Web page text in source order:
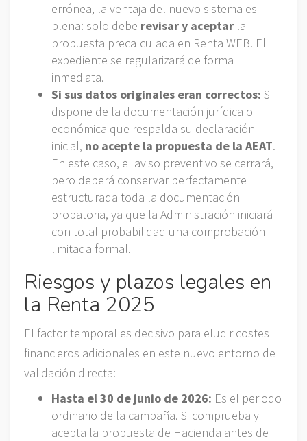
errónea, la ventaja del nuevo sistema es
plena: solo debe revisar y aceptar la
propuesta precalculada en Renta WEB. El
expediente se regularizará de forma
inmediata.
Si sus datos originales eran correctos: Si
dispone de la documentación jurídica o
económica que respalda su declaración
inicial, no acepte la propuesta de la AEAT.
En este caso, el aviso preventivo se cerrará,
pero deberá conservar perfectamente
estructurada toda la documentación
probatoria, ya que la Administración iniciará
con total probabilidad una comprobación
limitada formal.
Riesgos y plazos legales en
la Renta 2025
El factor temporal es decisivo para eludir costes
financieros adicionales en este nuevo entorno de
validación directa:
Hasta el 30 de junio de 2026: Es el periodo
ordinario de la campaña. Si comprueba y
acepta la propuesta de Hacienda antes de